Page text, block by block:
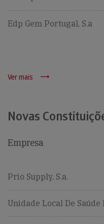
Edp Gem Portugal, S.a
Ver mais
Novas
Empresa
Prio Supply, S.a.
Unidade Local De Saúde